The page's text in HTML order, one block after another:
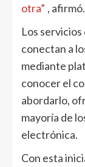
otra” , afirmó.
Los
conectan a
mediante
conocer el
abordarlo,
mayoría de
electrónica.
Con esta